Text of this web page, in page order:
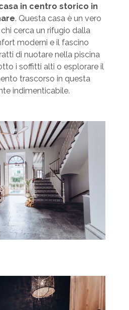
in centro storico in
. Questa casa è un vero
cerca un rifugio dalla
moderni e il fascino
di nuotare nella piscina
i soffitti alti o esplorare il
trascorso in questa
indimenticabile.